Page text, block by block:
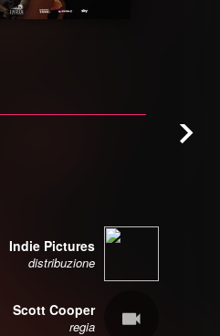
Indie Pictures
distribuzione
Scott Cooper
regia